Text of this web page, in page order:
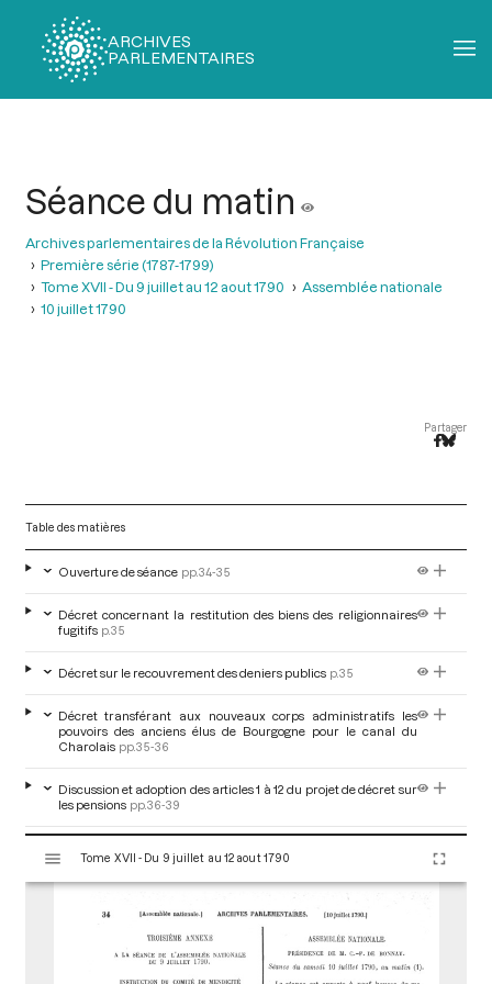
ARCHIVES
PARLEMENTAIRES
Séance du matin
Archives parlementaires de la Révolution Française
Première série (1787-1799)
Tome XVII - Du 9 juillet au 12 aout 1790
Assemblée nationale
10 juillet 1790
Partager
Table des matières
Ouverture de séance pp.34-35
Décret concernant la restitution des biens des religionnaires
fugitifs p.35
Décret sur le recouvrement des deniers publics p.35
Décret transférant aux nouveaux corps administratifs les
pouvoirs des anciens élus de Bourgogne pour le canal du
Charolais pp.35-36
Discussion et adoption des articles 1 à 12 du projet de décret sur
les pensions pp.36-39
fédération pp.39-40
s
Tome XVII - Du 9 juillet au 12 aout 1790